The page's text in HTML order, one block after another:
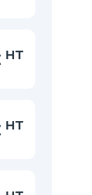
HT
HT